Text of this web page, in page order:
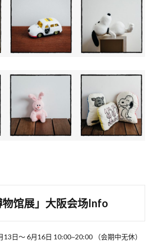
物馆展」大阪会场Info
日〜 6月16日 10:00~20:00 （会期中无休）